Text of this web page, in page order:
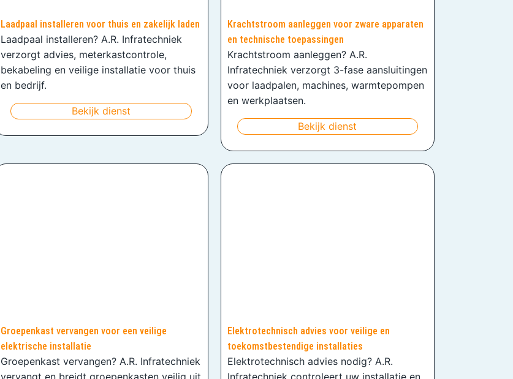
Laadpaal installeren voor thuis en zakelijk laden
Laadpaal installeren? A.R. Infratechniek
verzorgt advies, meterkastcontrole,
bekabeling en veilige installatie voor thuis
en bedrijf.
Bekijk dienst
Krachtstroom aanleggen voor zware apparaten
en technische toepassingen
Krachtstroom aanleggen? A.R.
Infratechniek verzorgt 3-fase aansluitingen
voor laadpalen, machines, warmtepompen
en werkplaatsen.
Bekijk dienst
Groepenkast vervangen voor een veilige
elektrische installatie
Groepenkast vervangen? A.R. Infratechniek
Elektrotechnisch advies voor veilige en
toekomstbestendige installaties
Elektrotechnisch advies nodig? A.R.